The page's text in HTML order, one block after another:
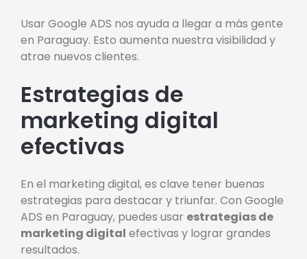
Usar Google ADS nos ayuda a llegar a más gente
en Paraguay. Esto aumenta nuestra visibilidad y
atrae nuevos clientes.
Estrategias de
marketing digital
efectivas
En el marketing digital, es clave tener buenas
estrategias para destacar y triunfar. Con Google
ADS en Paraguay, puedes usar estrategias de
marketing digital efectivas y lograr grandes
resultados.